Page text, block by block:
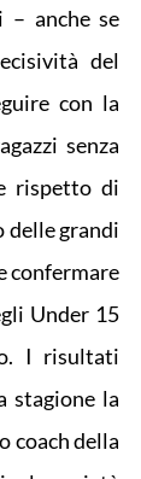
– anche se
del
con la
senza
rispetto di
delle grandi
confermare
Under 15
I risultati
stagione la
coach della